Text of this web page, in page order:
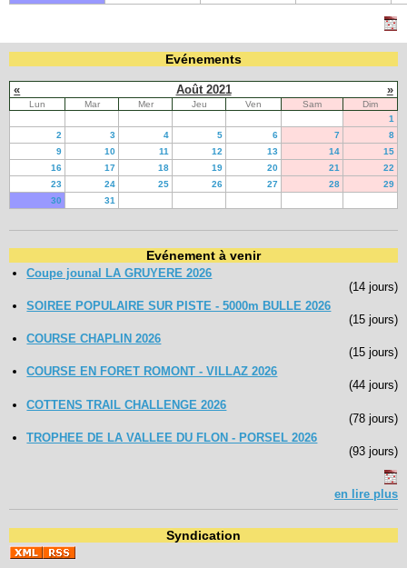
Evénements
« Août 2021 »
Lun Mar Mer Jeu Ven Sam
Dim
1
2
3 4 5 6 7
8
9
10 11 12 13 14
15
16
17 18 19 20 21
22
23
24 25 26 27 28
29
30
31
Evénement à venir
Coupe jounal LA GRUYERE 2026
(14 jours)
SOIREE POPULAIRE SUR PISTE - 5000m BULLE 2026
(15 jours)
COURSE CHAPLIN 2026
(15 jours)
COURSE EN FORET ROMONT - VILLAZ 2026
(44 jours)
COTTENS TRAIL CHALLENGE 2026
(78 jours)
TROPHEE DE LA VALLEE DU FLON - PORSEL 2026
(93 jours)
en lire plus
Syndication